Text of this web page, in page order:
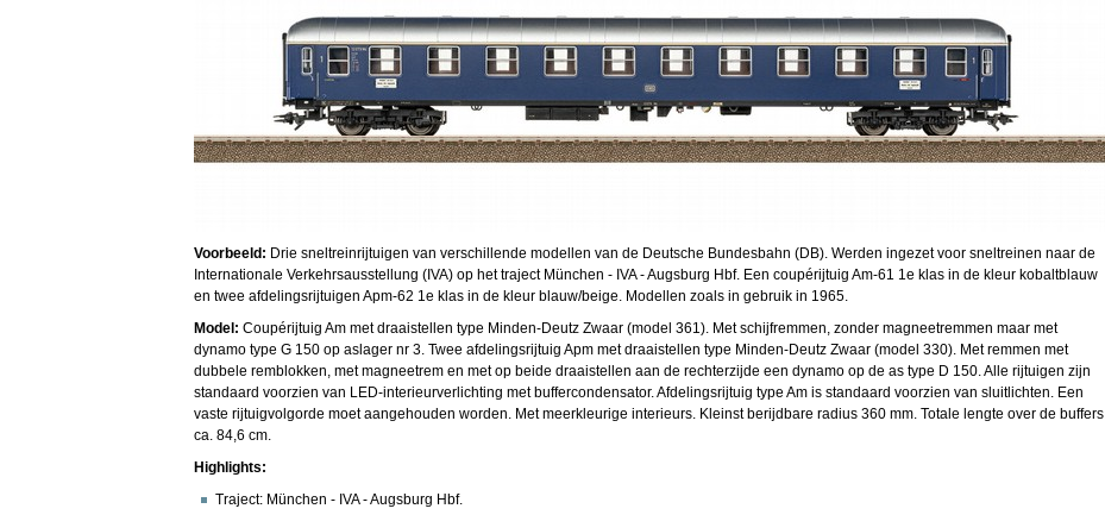
Voorbeeld: Drie sneltreinrijtuigen van verschillende modellen van de Deutsche Bundesbahn (DB). Werden ingezet voor sneltreinen naar de
Internationale Verkehrsausstellung (IVA) op het traject München - IVA - Augsburg Hbf. Een coupérijtuig Am-61 1e klas in de kleur kobaltblauw
en twee afdelingsrijtuigen Apm-62 1e klas in de kleur blauw/beige. Modellen zoals in gebruik in 1965.
Model: Coupérijtuig Am met draaistellen type Minden-Deutz Zwaar (model 361). Met schijfremmen, zonder magneetremmen maar met
dynamo type G 150 op aslager nr 3. Twee afdelingsrijtuig Apm met draaistellen type Minden-Deutz Zwaar (model 330). Met remmen met
dubbele remblokken, met magneetrem en met op beide draaistellen aan de rechterzijde een dynamo op de as type D 150. Alle rijtuigen zijn
standaard voorzien van LED-interieurverlichting met buffercondensator. Afdelingsrijtuig type Am is standaard voorzien van sluitlichten. Een
vaste rijtuigvolgorde moet aangehouden worden. Met meerkleurige interieurs. Kleinst berijdbare radius 360 mm. Totale lengte over de buffers
ca. 84,6 cm.
Highlights:
Traject: München - IVA - Augsburg Hbf.